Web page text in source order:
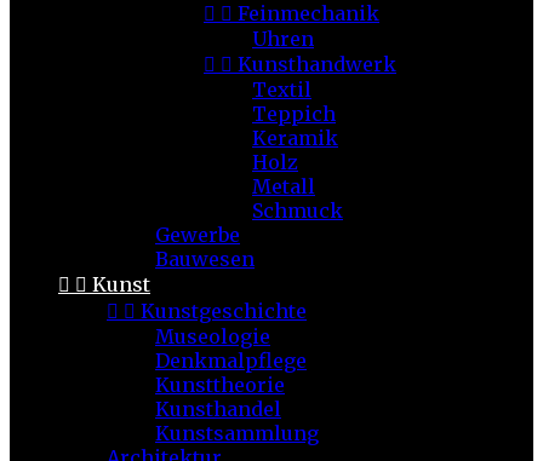
  Feinmechanik
Uhren
  Kunsthandwerk
Textil
Teppich
Keramik
Holz
Metall
Schmuck
Gewerbe
Bauwesen
  Kunst
  Kunstgeschichte
Museologie
Denkmalpflege
Kunsttheorie
Kunsthandel
Kunstsammlung